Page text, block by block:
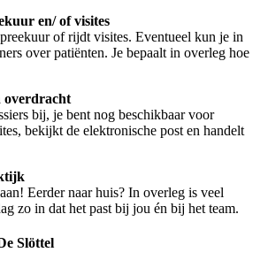
en/ of visites
of rijdt visites. Eventueel kun je in
over patiënten. Je bepaalt in overleg hoe
overdracht
bij, je bent nog beschikbaar voor
bekijkt de elektronische post en handelt
Eerder naar huis? In overleg is veel
zo in dat het past bij jou én bij het team.
Slöttel